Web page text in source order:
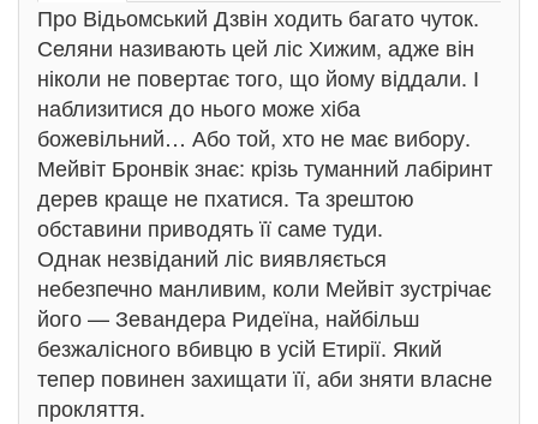
Про Відьомський Дзвін ходить багато чуток.
Селяни називають цей ліс Хижим, адже він
ніколи не повертає того, що йому віддали. І
наблизитися до нього може хіба
божевільний… Або той, хто не має вибору.
Мейвіт Бронвік знає: крізь туманний лабіринт
дерев краще не пхатися. Та зрештою
обставини приводять її саме туди.
Однак незвіданий ліс виявляється
небезпечно манливим, коли Мейвіт зустрічає
його — Зевандера Ридеїна, найбільш
безжалісного вбивцю в усій Етирії. Який
тепер повинен захищати її, аби зняти власне
прокляття.